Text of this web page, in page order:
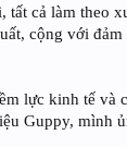
tất cả làm theo
cộng với
lực kinh tế và
Guppy, mình